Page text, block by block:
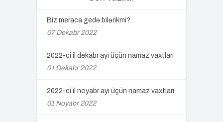
Biz meraca gedə bilərikmi?
07 Dekabr 2022
2022-ci il dekabr ayı üçün namaz vaxtları
01 Dekabr 2022
2022-ci il noyabr ayı üçün namaz vaxtları
01 Noyabr 2022